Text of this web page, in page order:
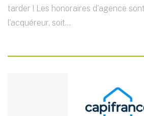
tarder ! Les honoraires d'agence
l'acquéreur, soit...